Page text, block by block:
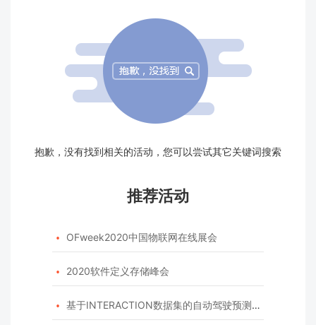
抱歉，没有找到相关的活动，您可以尝试其它关键词搜索
推荐活动
 OFweek2020中国物联网在线展会
 2020软件定义存储峰会
 基于INTERACTION数据集的自动驾驶预测模型挑战赛